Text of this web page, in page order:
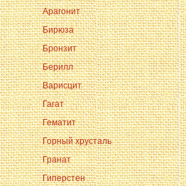
Арагонит
Бирюза
Бронзит
Берилл
Варисцит
Гагат
Гематит
Горный хрусталь
Гранат
Гиперстен